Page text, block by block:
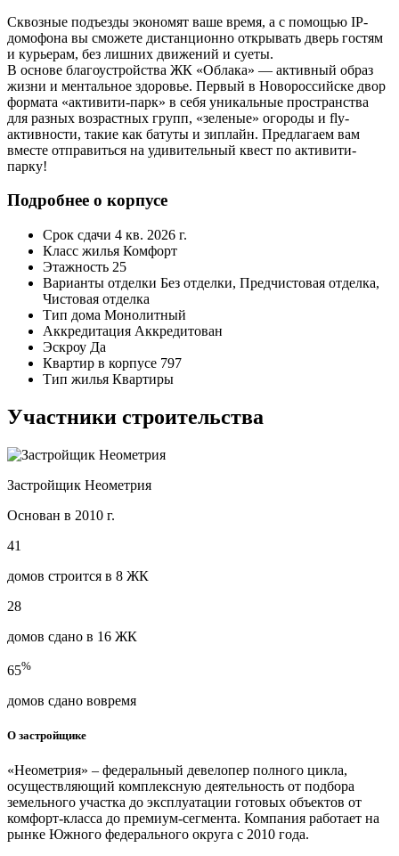
Сквозные подъезды экономят ваше время, а с помощью IP-
домофона вы сможете дистанционно открывать дверь гостям
и курьерам, без лишних движений и суеты.
В основе благоустройства ЖК «Облака» — активный образ
жизни и ментальное здоровье. Первый в Новороссийске двор
формата «активити-парк» в себя уникальные пространства
для разных возрастных групп, «зеленые» огороды и fly-
активности, такие как батуты и зиплайн. Предлагаем вам
вместе отправиться на удивительный квест по активити-
парку!
Подробнее о корпусе
Срок сдачи 4 кв. 2026 г.
Класс жилья Комфорт
Этажность 25
Варианты отделки Без отделки, Предчистовая отделка,
Чистовая отделка
Тип дома Монолитный
Аккредитация Аккредитован
Эскроу Да
Квартир в корпусе 797
Тип жилья Квартиры
Участники строительства
Застройщик Неометрия
Основан в 2010 г.
41
домов строится в 8 ЖК
28
домов сдано в 16 ЖК
65%
домов сдано вовремя
О застройщике
«Неометрия» – федеральный девелопер полного цикла,
осуществляющий комплексную деятельность от подбора
земельного участка до эксплуатации готовых объектов от
комфорт-класса до премиум-сегмента. Компания работает на
рынке Южного федерального округа с 2010 года.